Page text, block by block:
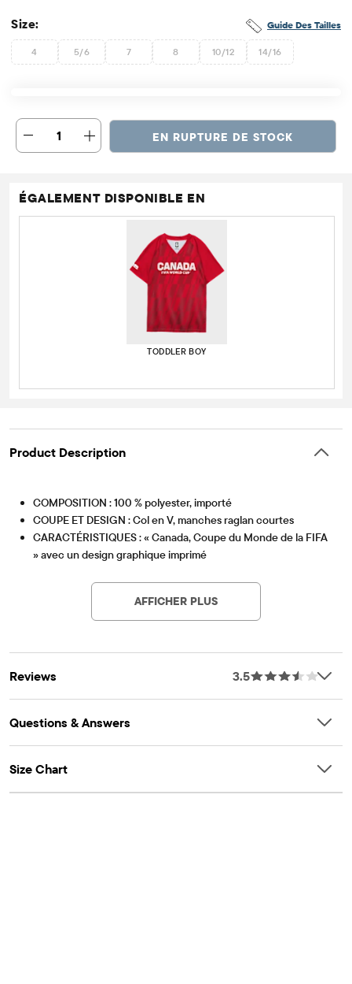
Guide Des Tailles
Size:
4 5/6 7 8 10/12 14/16
1 EN RUPTURE DE STOCK
ÉGALEMENT DISPONIBLE EN
TODDLER BOY
Product Description
COMPOSITION : 100 % polyester, importé
COUPE ET DESIGN : Col en V, manches raglan courtes
CARACTÉRISTIQUES : « Canada, Coupe du Monde de la FIFA
» avec un design graphique imprimé
AFFICHER PLUS
Reviews 3.5
Questions & Answers
Size Chart